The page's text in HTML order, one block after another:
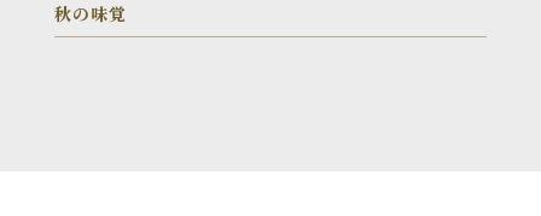
秋の味覚